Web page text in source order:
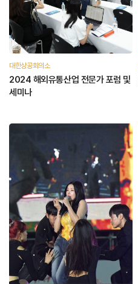
대한상공회의소
2024 해외유통산업 전문가 포럼 및
세미나